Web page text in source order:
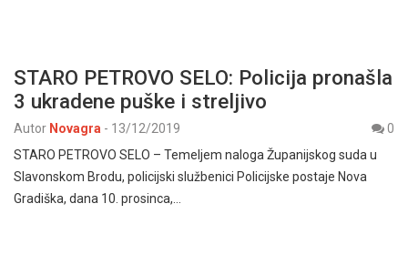
STARO PETROVO SELO: Policija pronašla
3 ukradene puške i streljivo
Autor Novagra - 13/12/2019
0
STARO PETROVO SELO – Temeljem naloga Županijskog suda u
Slavonskom Brodu, policijski službenici Policijske postaje Nova
Gradiška, dana 10. prosinca,…